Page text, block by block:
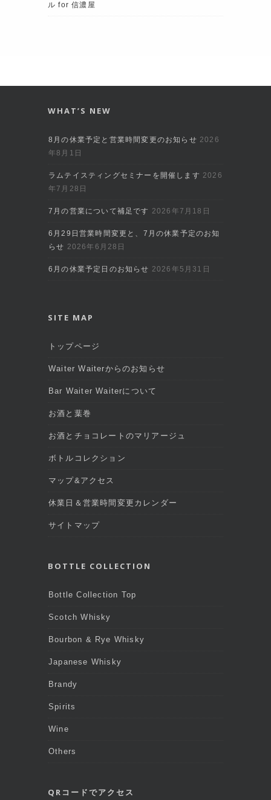
ル for 信濃屋
WHAT’S NEW
8月の休業予定と営業時間変更のお知らせ 2026
年8月1日
ラムテイスティングセミナーを開催します 2026
年7月28日
7月の営業について補足です 2026年7月18日
6月29日営業時間変更と、7月の休業予定のお知
らせ 2026年6月28日
6月の休業予定日のお知らせ 2026年5月31日
SITE MAP
トップページ
Waiter Waiterからのお知らせ
Bar Waiter Waiterについて
お酒と葉巻
お酒とチョコレートのマリアージュ
ボトルコレクション
マップ&アクセス
休業日＆営業時間変更カレンダー
サイトマップ
BOTTLE COLLECTION
Bottle Collection Top
Scotch Whisky
Bourbon & Rye Whisky
Japanese Whisky
Brandy
Spirits
Wine
Others
QRコードでアクセス